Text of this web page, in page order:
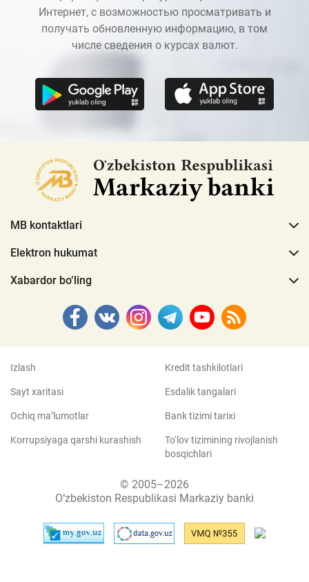
Интернет, с возможностью просматривать и
получать обновленную информацию, в том
числе сведения о курсах валют.
MB kontaktlari
Elektron hukumat
Xabardor bo‘ling
Izlash
Sayt xaritasi
Ochiq ma’lumotlar
Korrupsiyaga qarshi kurashish
Kredit tashkilotlari
Esdalik tangalari
Bank tizimi tarixi
To‘lov tizimining rivojlanish
bosqichlari
© 2005–2026
O‘zbekiston Respublikasi Markaziy banki